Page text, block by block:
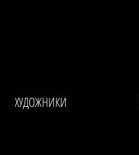
ХУДОЖНИКИ